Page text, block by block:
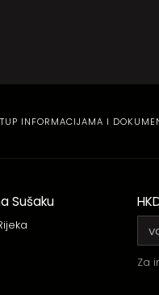
INFORMACIJAMA I
Sušaku
Za